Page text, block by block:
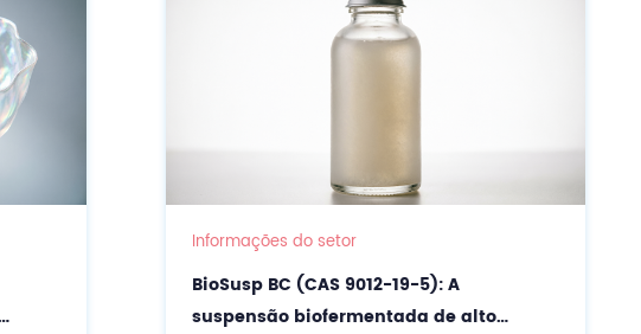
Informações do setor
BioSusp BC (CAS 9012-19-5): A
suspensão biofermentada de alto